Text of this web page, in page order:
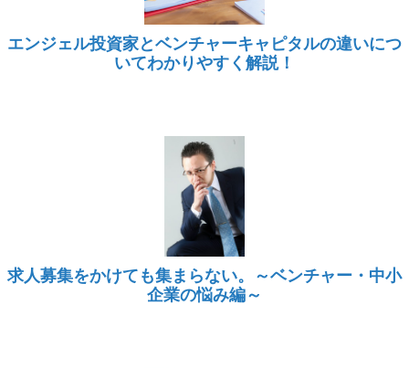
エンジェル投資家とベンチャーキャピタルの違いにつ
いてわかりやすく解説！
求人募集をかけても集まらない。～ベンチャー・中小
企業の悩み編～